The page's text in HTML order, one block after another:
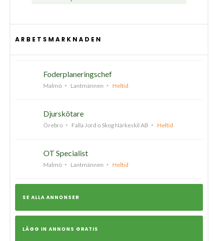
ARBETSMARKNADEN
Foderplaneringschef
Malmö Lantmännen Heltid
Djurskötare
Örebro Falla Jord o Skog Närkeskil AB Heltid
OT Specialist
Malmö Lantmännen Heltid
SE ALLA ANNONSER
LÄGG IN ANNONS GRATIS